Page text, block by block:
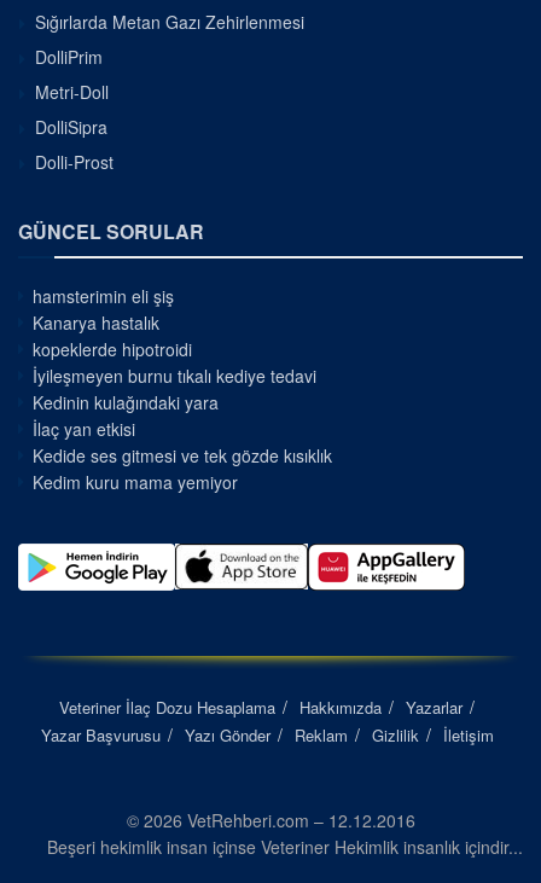
Sığırlarda Metan Gazı Zehirlenmesi
DolliPrim
Metri-Doll
DolliSipra
Dolli-Prost
GÜNCEL SORULAR
hamsterimin eli şiş
Kanarya hastalık
kopeklerde hipotroidi
İyileşmeyen burnu tıkalı kediye tedavi
Kedinin kulağındaki yara
İlaç yan etkisi
Kedide ses gitmesi ve tek gözde kısıklık
Kedim kuru mama yemiyor
Veteriner İlaç Dozu Hesaplama Hakkımızda
Yazarlar
Yazar Başvurusu
Yazı Gönder Reklam Gizlilik İletişim
© 2026 VetRehberi.com – 12.12.2016
Beşeri hekimlik insan içinse Veteriner Hekimlik insanlık içindir...